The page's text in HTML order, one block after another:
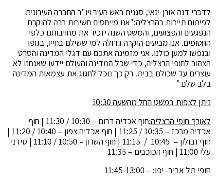
לדברי דנה אורן-ינאי, סגנית ראש העיר ויו"ר החברה העירונית
לפיתוח תיירות בהרצליה:"אנו מייחסים חשיבות רבה להוקרת
הנפגעים והפצועים, והמשט השנה יזכיר את מחויבותנו כלפי
החטופים. אנו מביעים הוקרה גדולה למי ששילם בחייו, בגופו
ובנפשו למען כולנו. אני מזמינה אתכם עם דגלי המדינה והסרט
הצהוב לחופי הרצליה, כדי שכל המדינה והעולם יידעו שאנחנו לא
עוצרים עד שכולם בבית. רק כך נוכל לחגוג את עצמאות המדינה
בלב שלם."
ניתן לצפות במשט החל מהשעה 10:30
לאורך חופי הרצליה:
חוף אכדיה דרום – 10:30 / 11:30 | חוף
אכדיה מרכז – 10:35 / 11:25 | חוף אכדיה צפון – 10:40 / 11:20 |
חוף זבולון – 10:45 / 11:15 | חוף השרון – 10:50 / 11:10 | סידני
עלי 11:00 | חוף הכוכבים – 11:35
חופי תל אביב- יפו: – 11:45-13:00